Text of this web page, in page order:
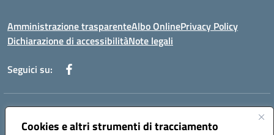
Cookies e altri strumenti di tracciamento
Amministrazione trasparenteAlbo OnlinePrivacy Policy
Dichiarazione di accessibilitàNote legali
Seguici su:
Indirizzo:
Centralino:+39 0965 78 12 60 Email:rcic841003@istruzione.it